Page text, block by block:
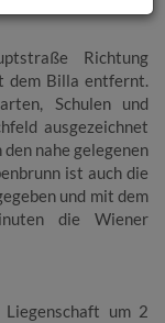
Richtung
dem Billa entfernt.
Schulen und
ausgezeichnet
den nahe gelegenen
ist auch die
und mit dem
die Wiener
um 2